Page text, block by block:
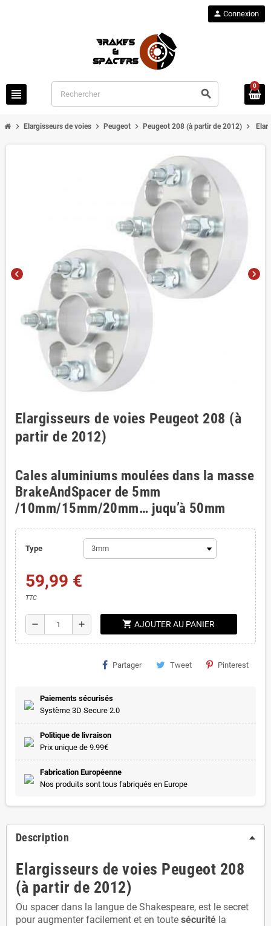
view_headline search
person Connexion
0
chevron_right Elargisseurs de voies chevron_right Peugeot chevron_right Peugeot 208 (à partir de 2012) chevron_right
chevron_left chevron_right
Elargisseurs de voies Peugeot 208 (à
partir de 2012)
Cales aluminiums moulées dans la masse
BrakeAndSpacer de 5mm
/10mm/15mm/20mm… juqu’à 50mm
Type
59,99 €
TTC
remove add shopping_cart AJOUTER AU PANIER
Partager Tweet Pinterest
Paiements sécurisés
Système 3D Secure 2.0
Politique de livraison
Prix unique de 9.99€
Fabrication Européenne
Nos produits sont tous fabriqués en Europe
Description
Elargisseurs de voies Peugeot 208
(à partir de 2012)
Ou spacer dans la langue de Shakespeare, est le secret
pour augmenter facilement et en toute sécurité la